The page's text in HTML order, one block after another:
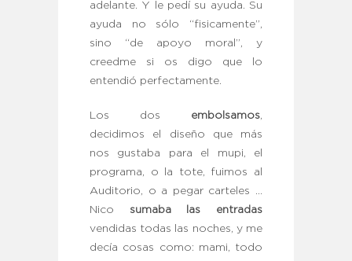
adelante. Y le pedí su ayuda. Su
ayuda no sólo “fisicamente”,
sino “de apoyo moral”, y
creedme si os digo que lo
entendió perfectamente.
Los dos embolsamos
decidimos el diseño que más
nos gustaba para el mupi, el
programa, o la tote, fuimos al
Auditorio, o a pegar carteles …
Nico
sumaba las entradas
vendidas todas las noches, y me
decía cosas como: mami, todo